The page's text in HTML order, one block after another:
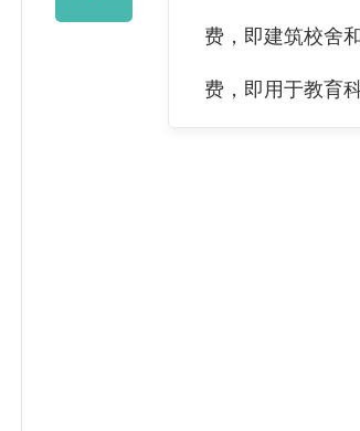
费，即建筑校舍
费，即用于教育